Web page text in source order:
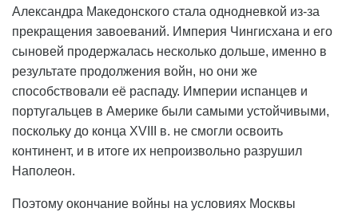
Александра Македонского стала однодневкой из-за
прекращения завоеваний. Империя Чингисхана и его
сыновей продержалась несколько дольше, именно в
результате продолжения войн, но они же
способствовали её распаду. Империи испанцев и
португальцев в Америке были самыми устойчивыми,
поскольку до конца XVIII в. не смогли освоить
континент, и в итоге их непроизвольно разрушил
Наполеон.
Поэтому окончание войны на условиях Москвы